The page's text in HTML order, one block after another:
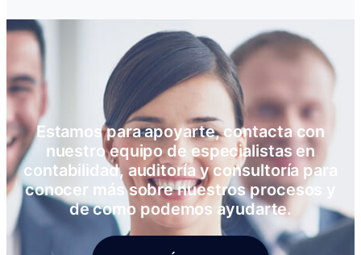
Estamos para apoyarte, contacta con
nuestro equipo de especialistas en
contabilidad, auditoría y consultoría para
conocer más sobre nuestros procesos y
de como podemos ayudarte.